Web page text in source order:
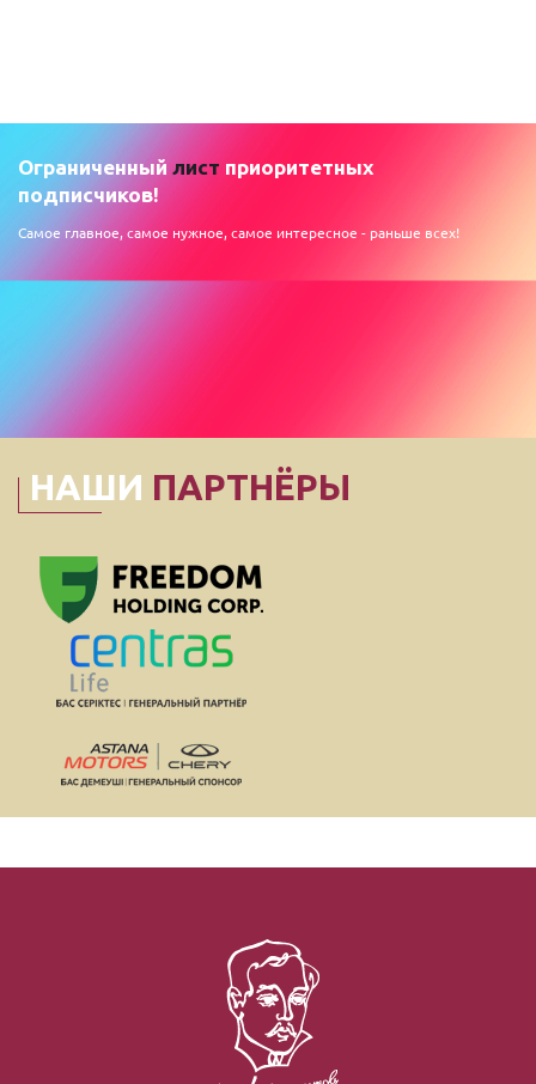
Ограниченный лист приоритетных
подписчиков!
Самое главное, самое нужное, самое интересное - раньше всех!
НАШИ ПАРТНЁРЫ